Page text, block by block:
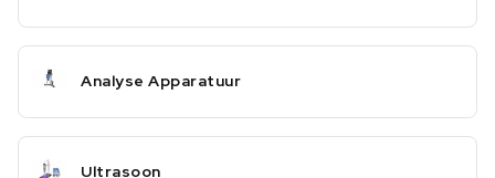
Analyse Apparatuur
Ultrasoon